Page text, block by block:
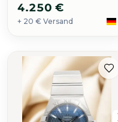
4.250 €
+ 20 € Versand